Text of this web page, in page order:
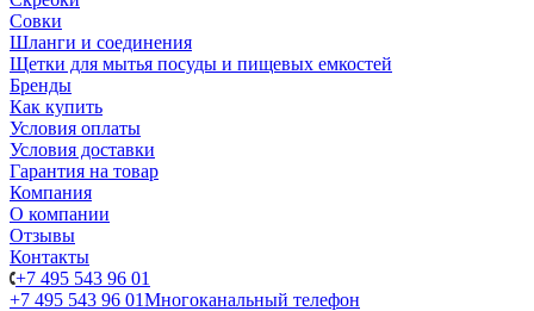
Совки
Шланги и соединения
Щетки для мытья посуды и пищевых емкостей
Бренды
Как купить
Условия оплаты
Условия доставки
Гарантия на товар
Компания
О компании
Отзывы
Контакты
+7 495 543 96 01
+7 495 543 96 01Многоканальный телефон